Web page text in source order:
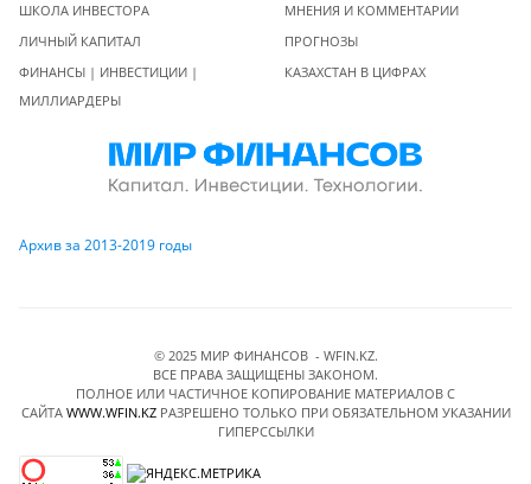
ШКОЛА ИНВЕСТОРА
ЛИЧНЫЙ КАПИТАЛ
ФИНАНСЫ | ИНВЕСТИЦИИ |
МИЛЛИАРДЕРЫ
МНЕНИЯ И КОММЕНТАРИИ
ПРОГНОЗЫ
КАЗАХСТАН В ЦИФРАХ
Архив за 2013-2019 годы
© 2025 МИР ФИНАНСОВ - WFIN.KZ.
ВСЕ ПРАВА ЗАЩИЩЕНЫ ЗАКОНОМ.
ПОЛНОЕ ИЛИ ЧАСТИЧНОЕ КОПИРОВАНИЕ МАТЕРИАЛОВ C
САЙТА WWW.WFIN.KZРАЗРЕШЕНО ТОЛЬКО ПРИ ОБЯЗАТЕЛЬНОМ УКАЗАНИИ
ГИПЕРССЫЛКИ